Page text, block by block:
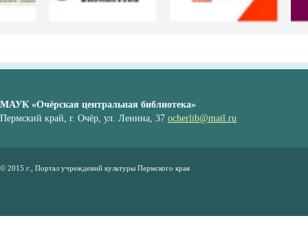
МАУК «Очёрская центральная библиотека»
Пермский край, г. Очёр, ул. Ленина, 37 ocherlib@mail.ru
© 2015 г., Портал учреждений культуры Пермского края